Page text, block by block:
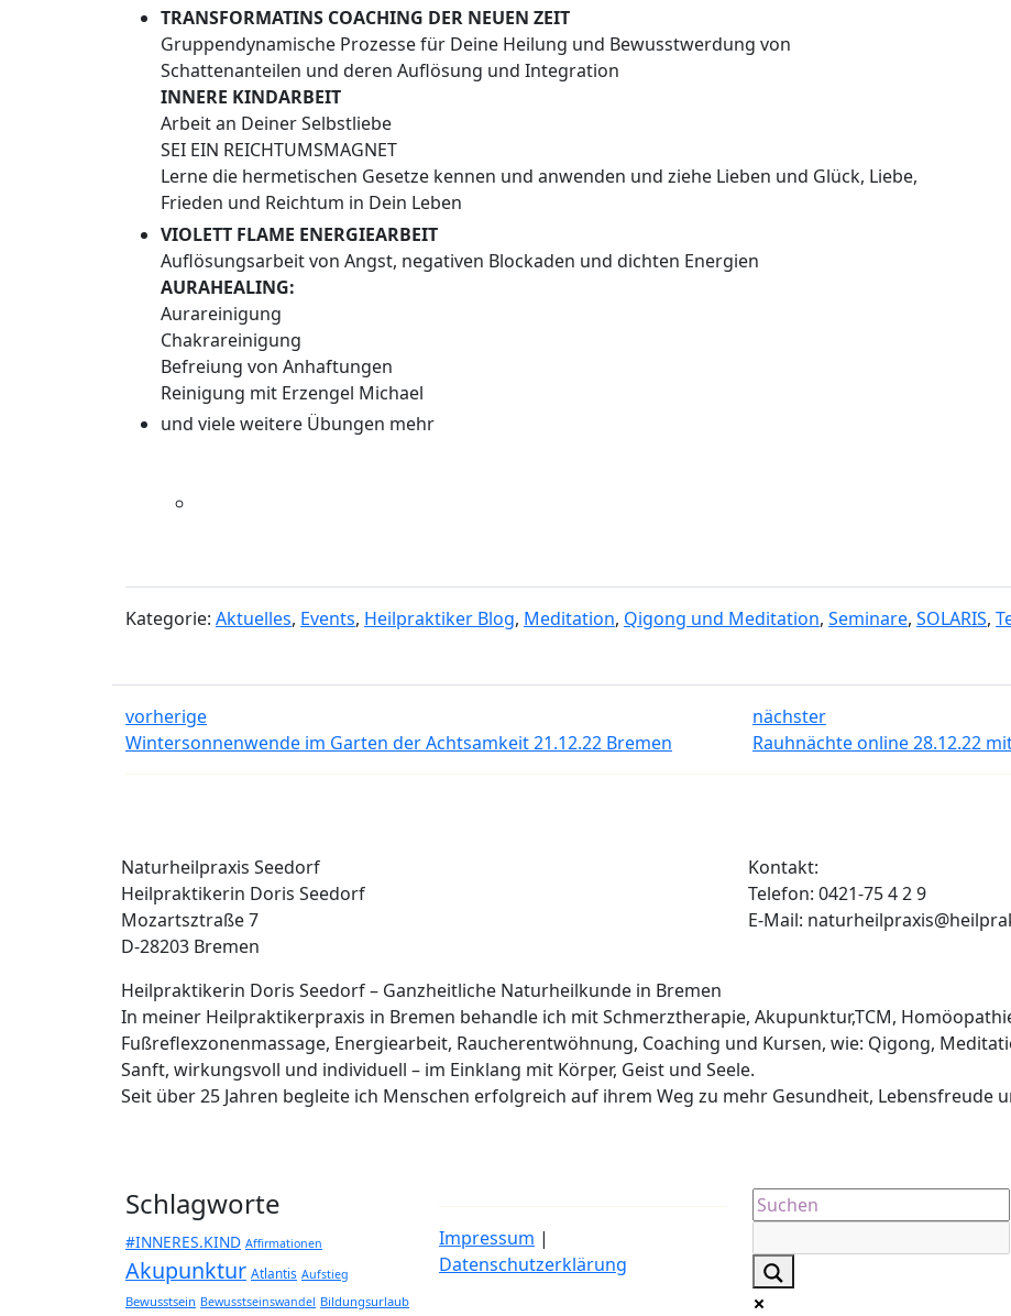
TRANSFORMATINS COACHING DER NEUEN ZEIT
Gruppendynamische Prozesse für Deine Heilung und Bewusstwerdung von
Schattenanteilen und deren Auflösung und Integration
INNERE KINDARBEIT
Arbeit an Deiner Selbstliebe
SEI EIN REICHTUMSMAGNET
Lerne die hermetischen Gesetze kennen und anwenden und ziehe Lieben und Glück, Liebe,
Frieden und Reichtum in Dein Leben
VIOLETT FLAME ENERGIEARBEIT
Auflösungsarbeit von Angst, negativen Blockaden und dichten Energien
AURAHEALING:
Aurareinigung
Chakrareinigung
Befreiung von Anhaftungen
Reinigung mit Erzengel Michael
und viele weitere Übungen mehr
Kategorie: Aktuelles, Events, Heilpraktiker Blog, Meditation, Qigong und Meditation, Seminare, SOLARIS,
vorherige
Wintersonnenwende im Garten der Achtsamkeit 21.12.22 Bremen
nächster
Rauhnächte online 28.12.22
Naturheilpraxis Seedorf
Heilpraktikerin Doris Seedorf
Mozartsztraße 7
D-28203 Bremen
Kontakt:
Telefon: 0421-75 4 2 9
E-Mail:
Heilpraktikerin Doris Seedorf – Ganzheitliche Naturheilkunde in Bremen
In meiner Heilpraktikerpraxis in Bremen behandle ich mit Schmerztherapie, Akupunktur,TCM,
Fußreflexzonenmassage, Energiearbeit, Raucherentwöhnung, Coaching und Kursen, wie: Qigong,
Sanft, wirkungsvoll und individuell – im Einklang mit Körper, Geist und Seele.
Seit über 25 Jahren begleite ich Menschen erfolgreich auf ihrem Weg zu mehr Gesundheit, Lebensfreude
Schlagworte
#INNERES.KIND Affirmationen
Akupunktur Atlantis Aufstieg
Bewusstsein Bewusstseinswandel Bildungsurlaub
Impressum |
Datenschutzerklärung